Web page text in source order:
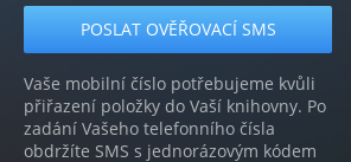
Vaše mobilní číslo potřebujeme kvůli
přiřazení položky do Vaší knihovny. Po
zadání Vašeho telefonního čísla
obdržíte SMS s jednorázovým kódem